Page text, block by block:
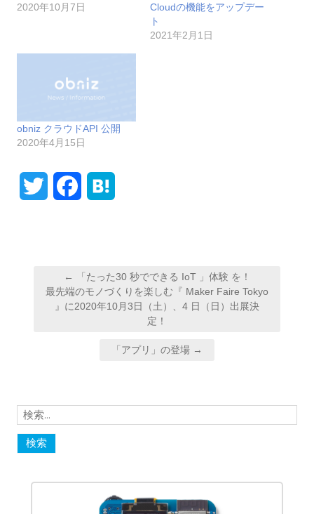
2020年10月7日
Cloudの機能をアップデー
ト
2021年2月1日
obniz クラウドAPI 公開
2020年4月15日
t
e
b n
ョ
ン
← 「たった30 秒でできる IoT 」体験 を！
最先端のモノづくりを楽しむ『 Maker Faire Tokyo
』に2020年10月3日（土）、4 日（日）出展決
定！
「アプリ」の登場 →
検